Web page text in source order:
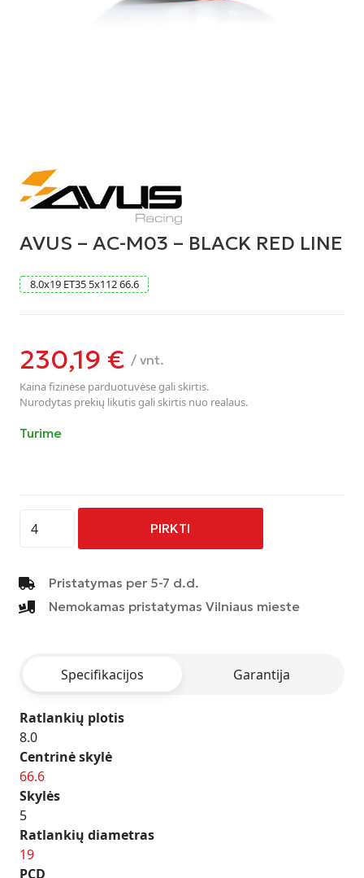
AVUS – AC-M03 – BLACK RED LINE
8.0x19 ET35 5x11266.6
230,19 € / vnt.
Kaina fizinėse parduotuvėse gali skirtis.
Nurodytas prekių likutis gali skirtis nuo realaus.
Turime
kiekis:
-
AC-
M03
LINE
PIRKTI
Pristatymas per 5-7 d.d.
Nemokamas pristatymas Vilniaus mieste
Specifikacijos Garantija
Ratlankių plotis
8.0
Centrinė skylė
66.6
Skylės
5
Ratlankių diametras
19
PCD